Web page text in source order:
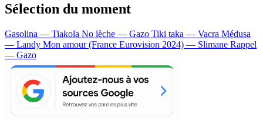
Sélection du moment
Gasolina — Tiakola No lèche — Gazo Tiki taka — Vacra Médusa
— Landy Mon amour (France Eurovision 2024) — Slimane Rappel
— Gazo